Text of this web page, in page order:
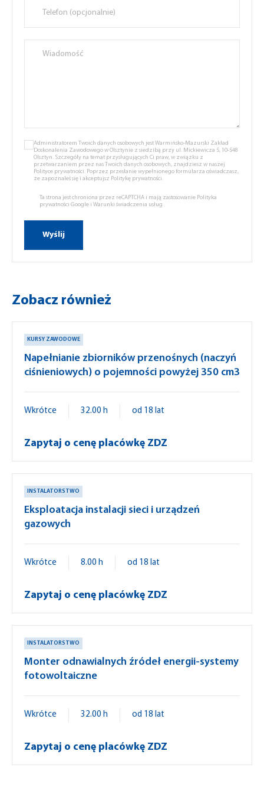
Administratorem Twoich danych osobowych jest Warmińsko-Mazurski Zakład
Doskonalenia Zawodowego w Olsztynie z siedzibą przy ul. Mickiewicza 5, 10-548
Olsztyn. Szczegóły na temat przysługujących Ci praw, w związku z
przetwarzaniem przez nas Twoich danych osobowych, znajdziesz w naszej
Polityce prywatności. Poprzez przesłanie wypełnionego formularza oświadczasz,
że zapoznałeś się i akceptujsz Politykę prywatności.
Ta strona jest chroniona przez reCAPTCHA i mają zastosowanie Polityka
prywatności Google i Warunki świadczenia usług
Zobacz również
KURSY ZAWODOWE
Napełnianie zbiorników przenośnych (naczyń
ciśnieniowych) o pojemności powyżej 350 cm3
Wkrótce 32.00 h od 18 lat
Zapytaj o cenę placówkę ZDZ
INSTALATORSTWO
Eksploatacja instalacji sieci i urządzeń
gazowych
Wkrótce 8.00 h od 18 lat
Zapytaj o cenę placówkę ZDZ
INSTALATORSTWO
Monter odnawialnych źródeł energii-systemy
fotowoltaiczne
Wkrótce 32.00 h od 18 lat
Zapytaj o cenę placówkę ZDZ